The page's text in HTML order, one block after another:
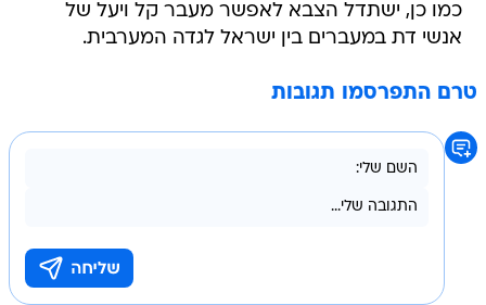
כמו כן, ישתדל הצבא לאפשר מעבר קל ויעל של
אנשי דת במעברים בין ישראל לגדה המערבית.
טרם התפרסמו תגובות